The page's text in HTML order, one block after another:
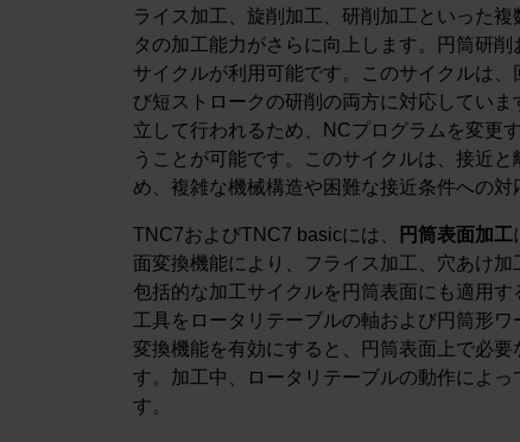
ライス加工、旋削加工、研削加工といった
タの加工能力がさらに向上します。円筒研
サイクルが利用可能です。このサイクルは
び短ストロークの研削の両方に対応してい
立して行われるため、NCプログラムを変更
うことが可能です。このサイクルは、接近
め、複雑な機械構造や困難な接近条件への対
TNC7およびTNC7 basicには、 円筒表面加工
面変換機能により、フライス加工、穴あけ
包括的な加工サイクルを円筒表面にも適用
工具をロータリテーブルの軸および円筒形
変換機能を有効にすると、円筒表面上で必
す。加工中、ロータリテーブルの動作によ
す。